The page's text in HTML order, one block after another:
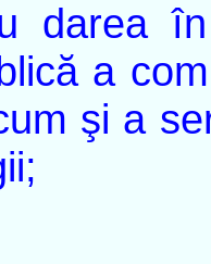
darea
a
şi a